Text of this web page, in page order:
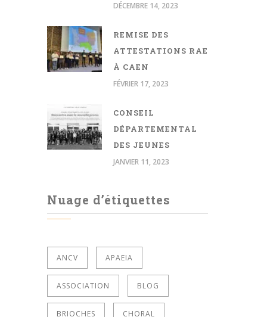
DÉCEMBRE 14, 2023
REMISE DES
ATTESTATIONS RAE
À CAEN
FÉVRIER 17, 2023
CONSEIL
DÉPARTEMENTAL
DES JEUNES
JANVIER 11, 2023
Nuage d’étiquettes
ANCV APAEIA
ASSOCIATION BLOG
BRIOCHES CHORAL